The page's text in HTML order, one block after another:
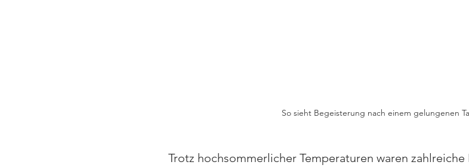
So sieht Begeisterung nach einem gelungenen
Trotz hochsommerlicher Temperaturen waren